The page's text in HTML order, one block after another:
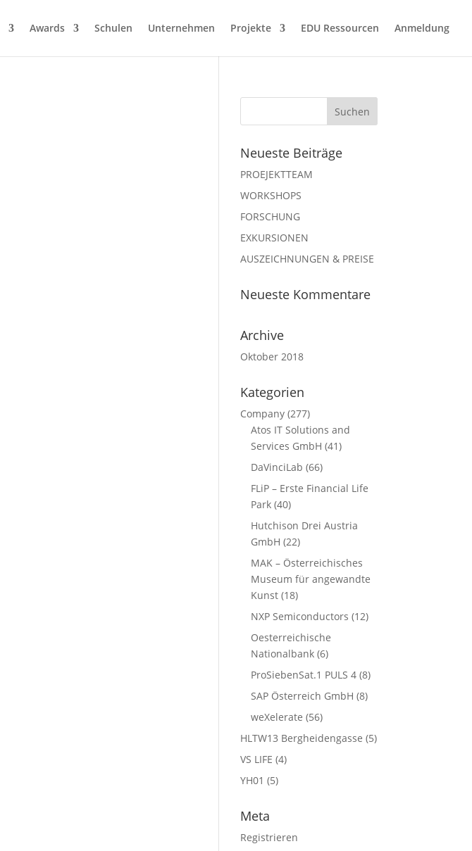
Awards Schulen Unternehmen Projekte EDU Ressourcen Anmeldung
Neueste Beiträge
PROEJEKTTEAM
WORKSHOPS
FORSCHUNG
EXKURSIONEN
AUSZEICHNUNGEN & PREISE
Neueste Kommentare
Archive
Oktober 2018
Kategorien
Company (277)
Atos IT Solutions and
Services GmbH (41)
DaVinciLab (66)
FLiP – Erste Financial Life
Park (40)
Hutchison Drei Austria
GmbH (22)
MAK – Österreichisches
Museum für angewandte
Kunst (18)
NXP Semiconductors (12)
Oesterreichische
Nationalbank (6)
ProSiebenSat.1 PULS 4 (8)
SAP Österreich GmbH (8)
weXelerate (56)
HLTW13 Bergheidengasse (5)
VS LIFE (4)
YH01 (5)
Meta
Registrieren